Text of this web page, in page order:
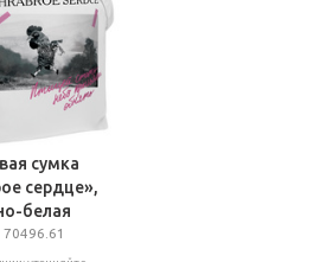
сумка
сердце»,
белая
70496.61